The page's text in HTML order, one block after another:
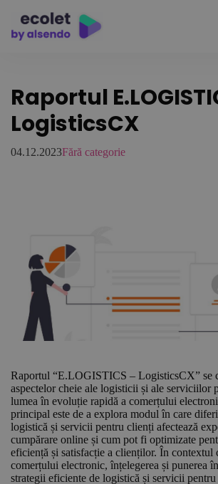
Raportul
LogisticsCX
04.12.2023Fără categorie
Raportul “E.LOGISTICS – LogisticsCX” se
aspectelor cheie ale logisticii și ale serviciilor
lumea în evoluție rapidă a comerțului
principal este de a explora modul în care
logistică și servicii pentru clienți afectează
cumpărare online și cum pot fi optimizate
eficiență și satisfacție a clienților. În contextul
comerțului electronic, înțelegerea și punerea
strategii eficiente de logistică și servicii pentru